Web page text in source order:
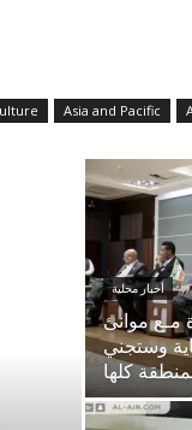
Asia and Pacific
أخبار محلية
مـع موانئ
وستجني
كلها